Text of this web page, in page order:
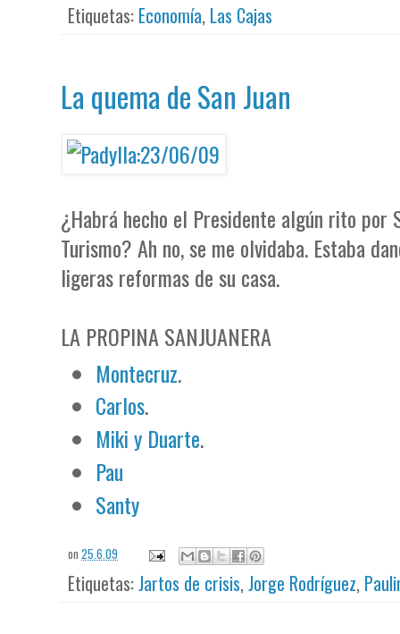
Etiquetas: Economía, Las Cajas
La quema de San Juan
¿Habrá hecho el Presidente algún rito por
Turismo? Ah no, se me olvidaba. Estaba
ligeras reformas de su casa.
LA PROPINA SANJUANERA
Montecruz.
Carlos.
Miki y Duarte.
Pau
Santy
on25.6.09
Etiquetas:Jartos de crisis,Jorge Rodríguez,